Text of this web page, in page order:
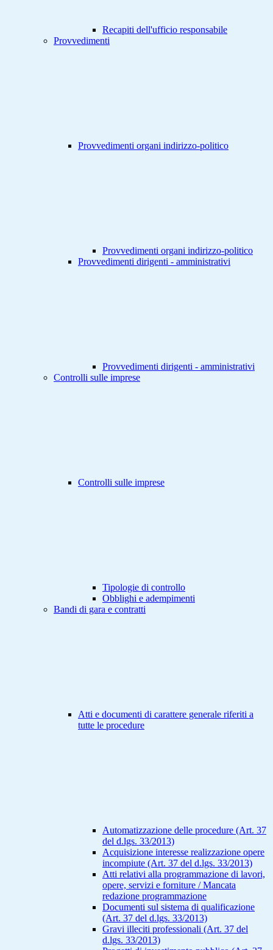
Recapiti dell'ufficio responsabile
Provvedimenti
Provvedimenti organi indirizzo-politico
Provvedimenti organi indirizzo-politico
Provvedimenti dirigenti - amministrativi
Provvedimenti dirigenti - amministrativi
Controlli sulle imprese
Controlli sulle imprese
Tipologie di controllo
Obblighi e adempimenti
Bandi di gara e contratti
Atti e documenti di carattere generale riferiti a
tutte le procedure
Automatizzazione delle procedure (Art. 37
del d.lgs. 33/2013)
Acquisizione interesse realizzazione opere
incompiute (Art. 37 del d.lgs. 33/2013)
Atti relativi alla programmazione di lavori,
opere, servizi e forniture / Mancata
redazione programmazione
Documenti sul sistema di qualificazione
(Art. 37 del d.lgs. 33/2013)
Gravi illeciti professionali (Art. 37 del
d.lgs. 33/2013)